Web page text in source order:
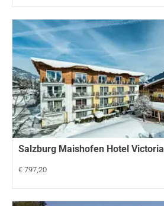
Salzburg Maishofen Hotel Victoria
€ 797,20